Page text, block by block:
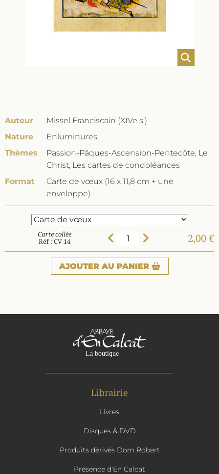
Auteur
Missel Franciscain (XIVe s.)
Nature
Enluminures
Thèmes
Passion-Pâques-Ascension-Pentecôte, Le
Christ, Les cartes de condoléances
Format
Carte de vœux (16 x 11,8 cm + une
enveloppe)
Carte collée
Réf : CV 14
2,00 €
AJOUTER AU PANIER
Librairie
Livres
Disques & DVD
Produits dérivés Dom Robert
Présence d'En Calcat